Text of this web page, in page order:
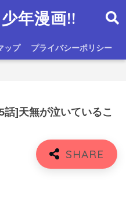
年漫画!!
ップ プライバシーポリシー
]天無が泣いているこ